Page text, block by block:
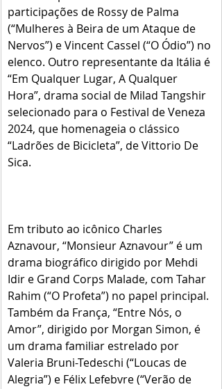
participações de Rossy de Palma
(“Mulheres à Beira de um Ataque de
Nervos”) e Vincent Cassel (“O Ódio”) no
elenco. Outro representante da Itália é
“Em Qualquer Lugar, A Qualquer
Hora”, drama social de Milad Tangshir
selecionado para o Festival de Veneza
2024, que homenageia o clássico
“Ladrões de Bicicleta”, de Vittorio De
Sica.
Em tributo ao icônico Charles
Aznavour, “Monsieur Aznavour” é um
drama biográfico dirigido por Mehdi
Idir e Grand Corps Malade, com Tahar
Rahim (“O Profeta”) no papel principal.
Também da França, “Entre Nós, o
Amor”, dirigido por Morgan Simon, é
um drama familiar estrelado por
Valeria Bruni-Tedeschi (“Loucas de
Alegria”) e Félix Lefebvre (“Verão de